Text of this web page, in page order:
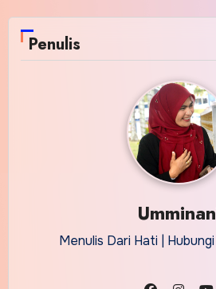
Penulis
Menulis Dari Hati |